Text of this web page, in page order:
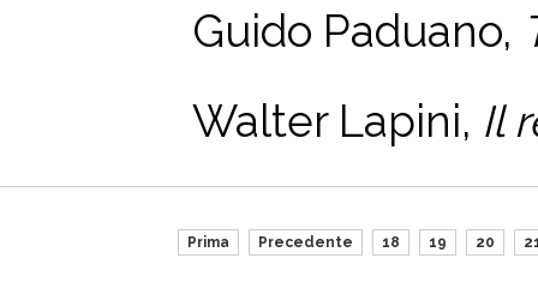
Guido Paduano,
Walter Lapini, Il
Prima Precedente 18 19 20